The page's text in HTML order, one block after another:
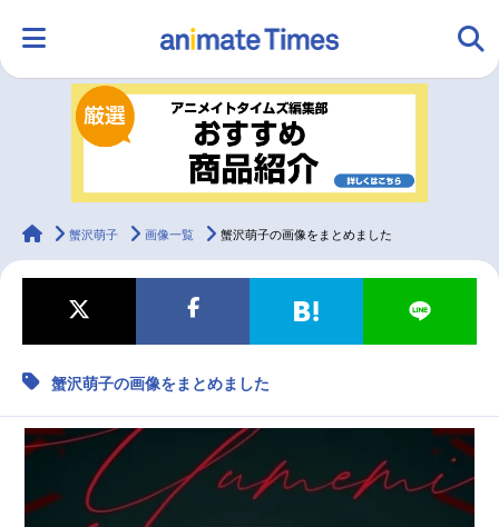
ランキング アニメ
ラジオ みんなの声
マンガ・ラノベ ゲーム・アプリ 音楽 コスプレ
2.5次元 配信・Vtuber
最新記事一覧
アニメ記事一覧 声優記事一覧
animateTimes
蟹沢萌子 画像一覧 蟹沢萌子の画像をまとめました
蟹沢萌子の画像をまとめました